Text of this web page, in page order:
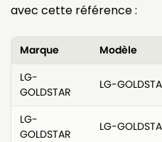
avec cette référence :
Marque
Modèle
LG-
GOLDSTAR
LG-
LG-
GOLDSTAR
LG-